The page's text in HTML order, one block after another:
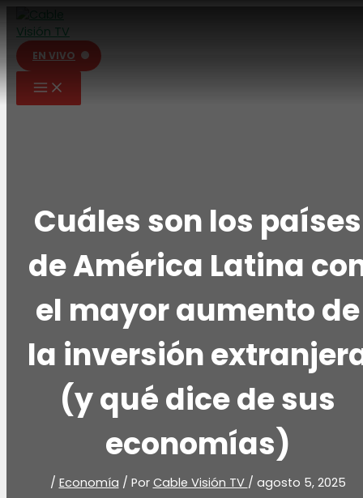
contenido
EN VIVO
Cuáles son los países
de América Latina
el mayor aumento de
la inversión
(y qué dice de sus
economías)
/ Economía / Por Cable Visión TV / agosto 5, 2025